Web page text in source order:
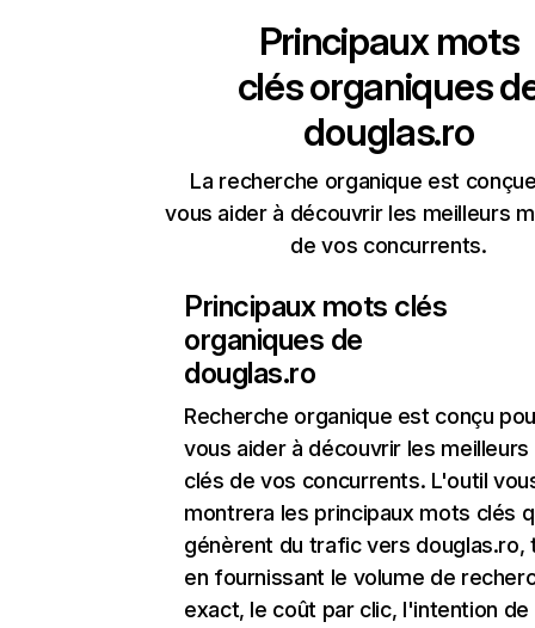
Principaux mots
clés organiques
douglas.ro
La recherche organique est
vous aider à découvrir les meilleurs
de vos concurrents.
Principaux mots clés
organiques de
douglas.ro
Recherche organique est conçu
vous aider à découvrir les
clés de vos concurrents. L'outil
montrera les principaux mots clés
génèrent du trafic vers douglas.ro,
en fournissant le volume de
exact, le coût par clic, l'intention de